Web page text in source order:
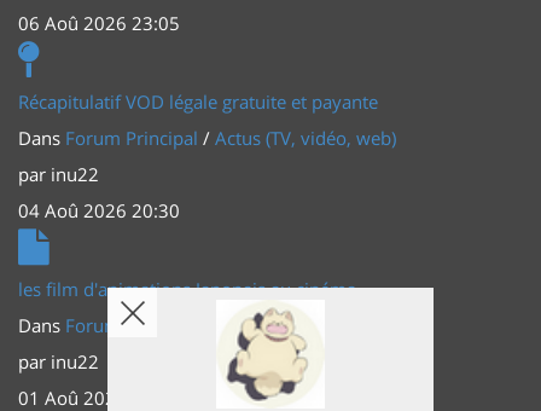
06 Aoû 2026 23:05
Récapitulatif VOD légale gratuite et payante
Dans Forum Principal / Actus (TV, vidéo, web)
par inu22
04 Aoû 2026 20:30
les film d'animations Japonais au cinéma
Dans Forum Principal
Actus (TV, vidéo, web)
par inu22
01 Aoû 2026 20:56